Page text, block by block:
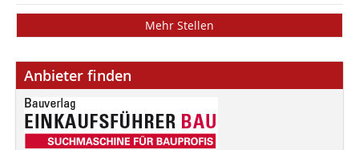
Mehr Stellen
Anbieter finden